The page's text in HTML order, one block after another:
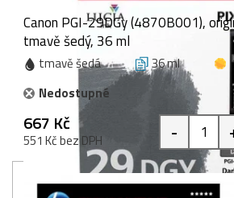
Canon PGI-29DGy (4870B001),
tmavě šedý, 36 ml
tmavě šedá 36 ml
Nedostupné
667 Kč
551 Kč bez DPH -